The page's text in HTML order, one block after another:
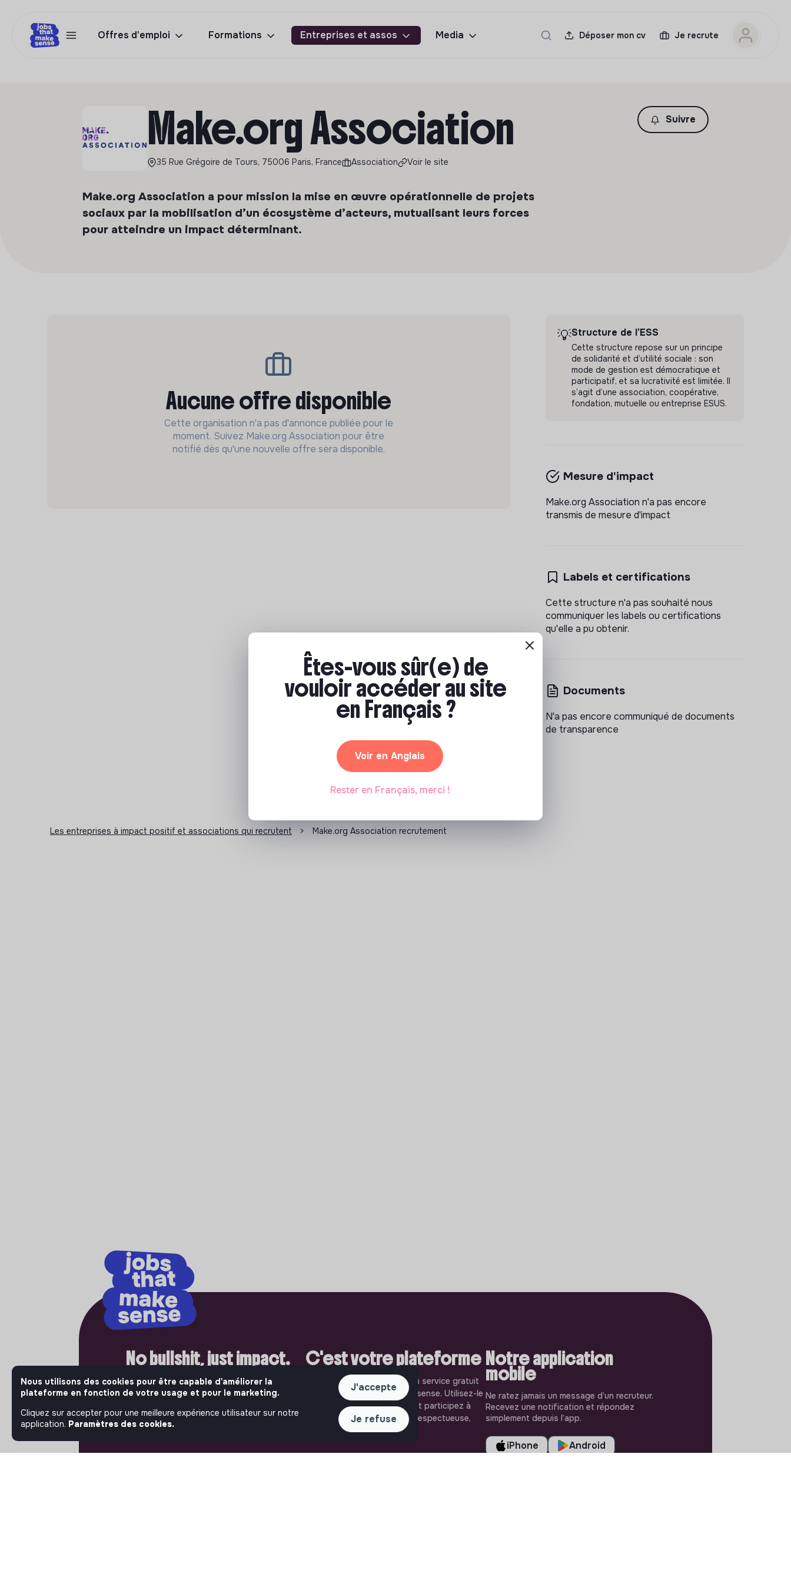
Offres d'emploi Formations Entreprises et assos Media Déposer mon cv Je recrute
Make.org Association
35 Rue Grégoire de Tours, 75006 Paris, France Association Voir le site
Suivre
Make.org Association a pour mission la mise en œuvre opérationnelle de projets
sociaux par la mobilisation d’un écosystème d’acteurs, mutualisant leurs forces
pour atteindre un impact déterminant.
Aucune offre disponible
Cette organisation n'a pas d'annonce publiée pour le
moment. Suivez Make.org Association pour être
notifié dès qu'une nouvelle offre sera disponible.
💡Structure de l’ESS
Cette structure repose sur un principe
de solidarité et d’utilité sociale : son
mode de gestion est démocratique et
participatif, et sa lucrativité est limitée. Il
s’agit d’une association, coopérative,
fondation, mutuelle ou entreprise ESUS.
Mesure d'impact
Make.org Association n'a pas encore
transmis de mesure d'impact
Labels et certifications
Cette structure n'a pas souhaité nous
communiquer les labels ou certifications
qu'elle a pu obtenir.
Documents
N'a pas encore communiqué de documents
de transparence
Les entreprises à impact positif et associations qui recrutent > Make.org Association recrutement
No bullshit, just impact.
Bienvenue là où l'impact compte vraiment. Sur
Jobs that make sense, les acteurs les plus
publient leurs offres d'emploi. Rejoignez-les
et passez à l'action.
C'est votre plateforme
Jobs that make sense est un service gratuit
porté par l'association makesense. Utilisez-le
pour accélerer votre projet et participez à
construire une société plus respectueuse,
inclusive et durable.
Notre application
mobile
Ne ratez jamais un message d’un recruteur.
Recevez une notification et répondez
simplement depuis l’app.
iPhone Android
Êtes-vous sûr(e) de
vouloir accéder au site
en Français ?
Voir en Anglais
Rester en Français, merci !
Nous utilisons des cookies pour être capable d'améliorer la
plateforme en fonction de votre usage et pour le marketing.
Cliquez sur accepter pour une meilleure expérience utilisateur sur notre
application. Paramètres des cookies.
J'accepte
Je refuse